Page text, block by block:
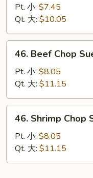
Chop
Suey
菜
什
Pt. 小: $7.45
Qt. 大: $10.05
Beef
Chop
Suey
牛
什
46. Beef Chop
Pt. 小: $8.05
Qt. 大: $11.15
Shrimp
Chop
Suey
虾
46. Shrimp Chop
Pt. 小: $8.05
Qt. 大: $11.15